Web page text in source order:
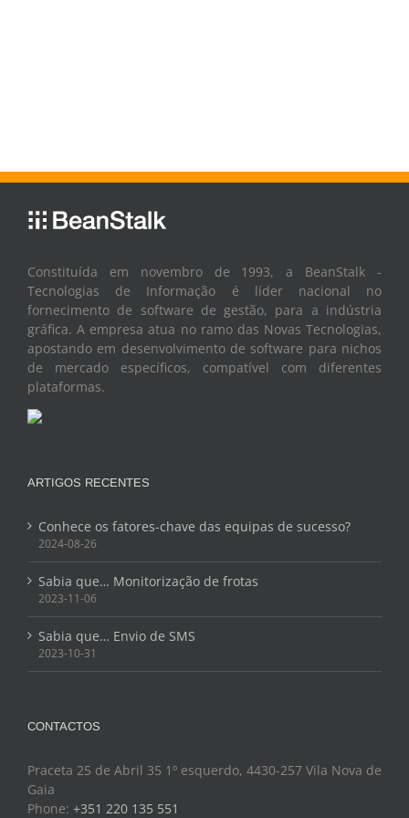
Constituída em novembro de 1993, a BeanStalk -
Tecnologias de Informação é líder nacional no
fornecimento de software de gestão, para a indústria
gráfica. A empresa atua no ramo das Novas Tecnologias,
apostando em desenvolvimento de software para nichos
de mercado específicos, compatível com diferentes
plataformas.
ARTIGOS RECENTES
Conhece os fatores-chave das equipas de sucesso?
2024-08-26
Sabia que… Monitorização de frotas
2023-11-06
Sabia que… Envio de SMS
2023-10-31
CONTACTOS
Praceta 25 de Abril 35 1º esquerdo, 4430-257 Vila Nova de
Gaia
Phone: +351 220 135 551